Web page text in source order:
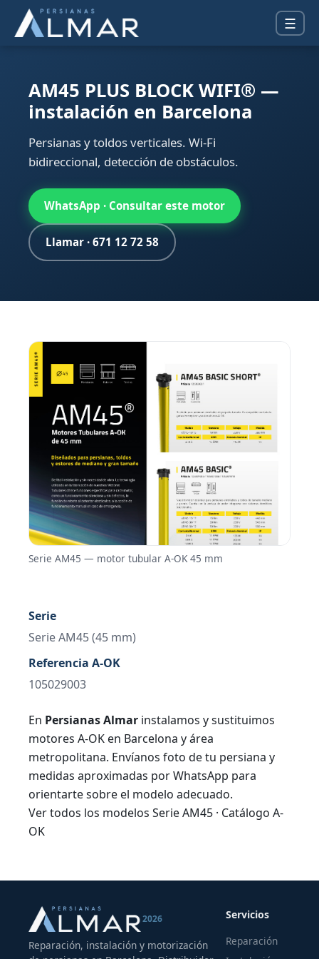
☰
AM45 PLUS BLOCK WIFI® —
instalación en Barcelona
Persianas y toldos verticales. Wi-Fi
bidireccional, detección de obstáculos.
WhatsApp · Consultar este motor
Llamar · 671 12 72 58
Serie AM45 — motor tubular A-OK 45 mm
Serie
Serie AM45(45 mm)
Referencia A-OK
105029003
En Persianas Almar instalamos y sustituimos
motores A-OK en Barcelona y área
metropolitana. Envíanos foto de tu persiana y
medidas aproximadas por WhatsApp para
orientarte sobre el modelo adecuado.
Ver todos los modelos Serie AM45 · Catálogo A-
OK
2026
Reparación, instalación y motorización
Servicios
Reparación